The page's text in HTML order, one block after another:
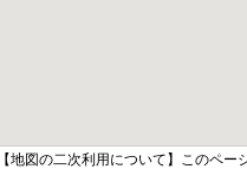
【地図の二次利用について】このペ